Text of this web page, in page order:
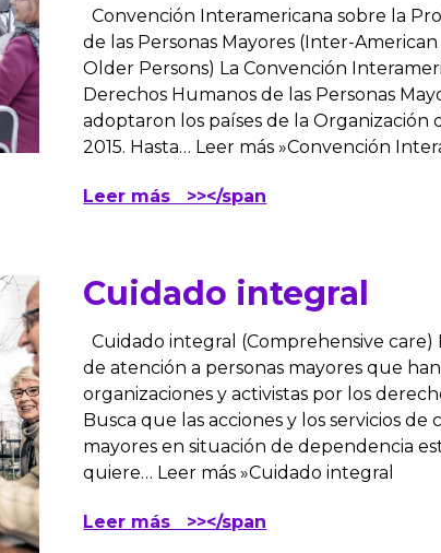
Convención Interamericana sobre la
de las Personas Mayores (Inter-
Older Persons) La Convención
Derechos Humanos de las Personas
adoptaron los países de la Organización
2015. Hasta… Leer más »Convención
Leer más >></span
Cuidado integral
Cuidado integral (Comprehensive
de atención a personas mayores que
organizaciones y activistas por los
Busca que las acciones y los servicios
mayores en situación de dependencia
quiere… Leer más »Cuidado integral
Leer más >></span